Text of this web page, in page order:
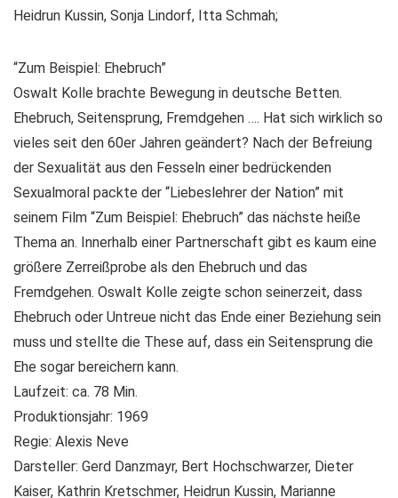
Heidrun Kussin, Sonja Lindorf, Itta Schmah;
“Zum Beispiel: Ehebruch”
Oswalt Kolle brachte Bewegung in deutsche Betten.
Ehebruch, Seitensprung, Fremdgehen …. Hat sich wirklich so
vieles seit den 60er Jahren geändert? Nach der Befreiung
der Sexualität aus den Fesseln einer bedrückenden
Sexualmoral packte der “Liebeslehrer der Nation” mit
seinem Film “Zum Beispiel: Ehebruch” das nächste heiße
Thema an. Innerhalb einer Partnerschaft gibt es kaum eine
größere Zerreißprobe als den Ehebruch und das
Fremdgehen. Oswalt Kolle zeigte schon seinerzeit, dass
Ehebruch oder Untreue nicht das Ende einer Beziehung sein
muss und stellte die These auf, dass ein Seitensprung die
Ehe sogar bereichern kann.
Laufzeit: ca. 78 Min.
Produktionsjahr: 1969
Regie: Alexis Neve
Darsteller: Gerd Danzmayr, Bert Hochschwarzer, Dieter
Kaiser, Kathrin Kretschmer, Heidrun Kussin, Marianne